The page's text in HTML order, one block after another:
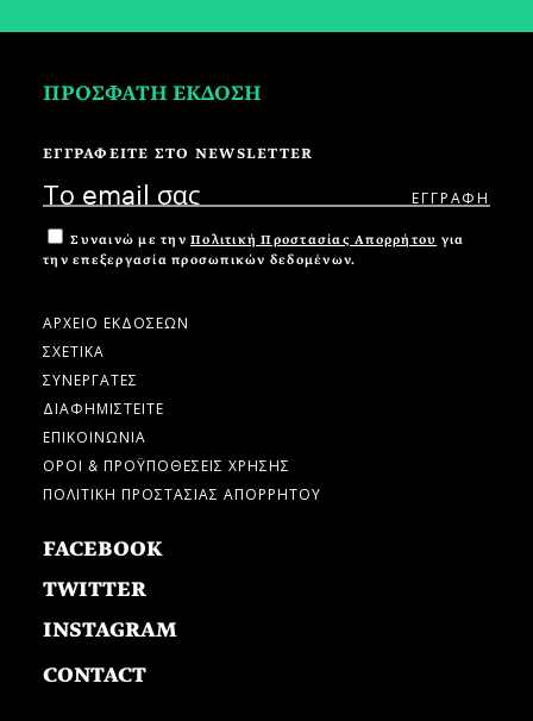
ΠΡΟΣΦΑΤΗ ΕΚΔΟΣΗ
ΕΓΓΡΑΦΕΙΤΕ ΣΤΟ NEWSLETTER
Συναινώ με την Πολιτική Προστασίας Απορρήτου για
την επεξεργασία προσωπικών δεδομένων.
ΑΡΧΕΙΟ ΕΚΔΟΣΕΩΝ
ΣΧΕΤΙΚΑ
ΣΥΝΕΡΓΑΤΕΣ
ΔΙΑΦΗΜΙΣΤΕΙΤΕ
ΕΠΙΚΟΙΝΩΝΙΑ
ΟΡΟΙ & ΠΡΟΫΠΟΘΕΣΕΙΣ ΧΡΗΣΗΣ
ΠΟΛΙΤΙΚΗ ΠΡΟΣΤΑΣΙΑΣ ΑΠΟΡΡΗΤΟΥ
FACEBOOK
TWITTER
INSTAGRAM
CONTACT